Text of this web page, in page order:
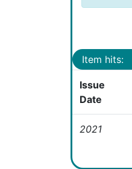
Item hits:
Issue
Date
2021